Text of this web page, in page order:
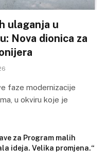
ulaganja u
Nova dionica za
faze modernizacije
u okviru koje je
za Program malih
ideja. Velika promjena.“